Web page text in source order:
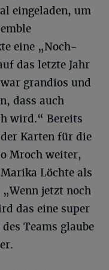
eingeladen, um
eine „Noch-
das letzte Jahr
grandios und
dass auch
wird.“ Bereits
Karten für die
Mroch weiter,
Löchte als
jetzt noch
das eine super
Teams glaube